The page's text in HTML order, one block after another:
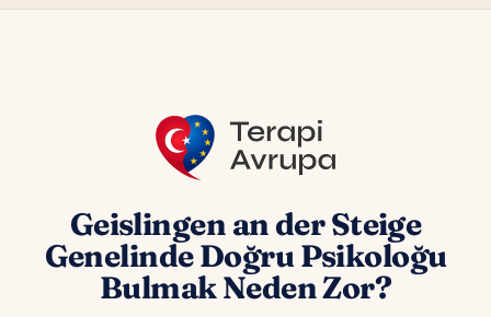
Geislingen an der Steige
Genelinde Doğru Psikoloğu
Bulmak Neden Zor?